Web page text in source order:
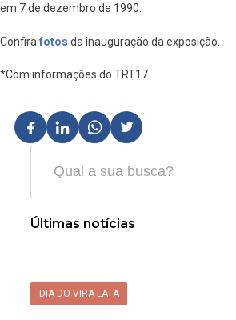
em 7 de dezembro de 1990.
Confira fotos da inauguração da exposição.
*Com informações do TRT17
Últimas notícias
DIA DO VIRA-LATA